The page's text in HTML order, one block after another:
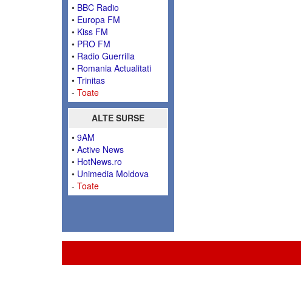
• BBC Radio
• Europa FM
• Kiss FM
• PRO FM
• Radio Guerrilla
• Romania Actualitati
• Trinitas
- Toate
ALTE SURSE
• 9AM
• Active News
• HotNews.ro
• Unimedia Moldova
- Toate